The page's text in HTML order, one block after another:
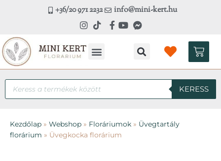
+36/20 971 2232 info@mini-kert.hu
Products
search
KERESS
Kezdőlap » Webshop » Floráriumok » Üvegtartály
florárium » Üvegkocka florárium